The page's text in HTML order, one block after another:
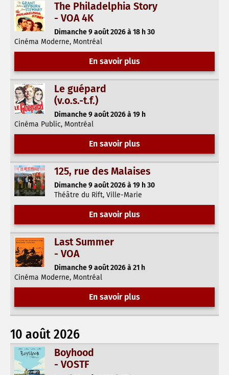
The Philadelphia Story
- VOA 4K
Dimanche 9 août 2026 à 18 h 30
Cinéma Moderne, Montréal
En savoir plus
Le guépard
(v.o.s.-t.f.)
Dimanche 9 août 2026 à 19 h
Cinéma Public, Montréal
En savoir plus
125, rue des Malaises
Dimanche 9 août 2026 à 19 h 30
Théâtre du Rift, Ville-Marie
En savoir plus
Last Summer
- VOA
Dimanche 9 août 2026 à 21 h
Cinéma Moderne, Montréal
En savoir plus
10 août 2026
Boyhood
- VOSTF